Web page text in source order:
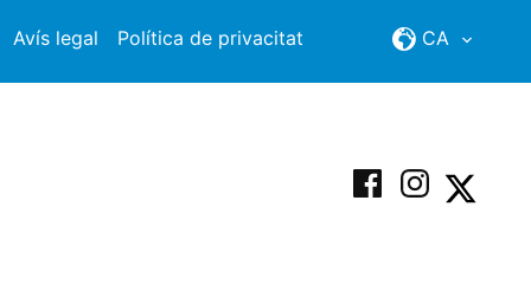
CA
Avís legal Política de privacitat
Facebook
Instagram
X